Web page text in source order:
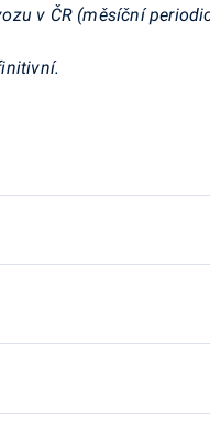
v ČR (měsíční